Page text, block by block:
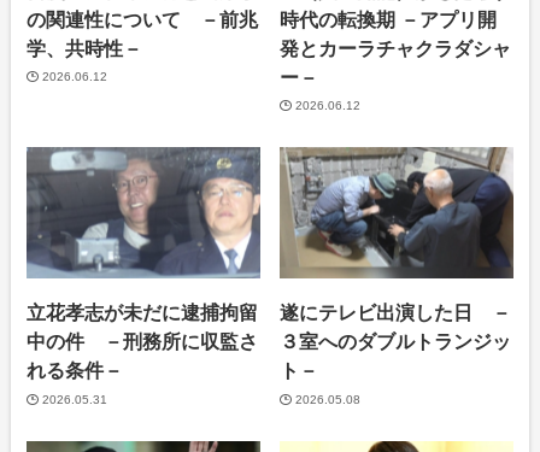
の関連性について －前兆
学、共時性－
2026.06.12
時代の転換期 －アプリ開
発とカーラチャクラダシャ
ー－
2026.06.12
立花孝志が未だに逮捕拘留
中の件 －刑務所に収監さ
れる条件－
2026.05.31
遂にテレビ出演した日 －
３室へのダブルトランジッ
ト－
2026.05.08